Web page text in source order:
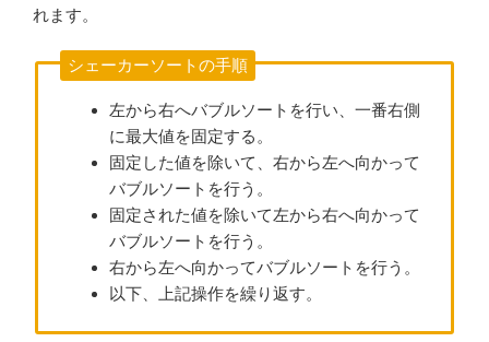
れます。
シェーカーソートの手順
左から右へバブルソートを行い、一番右側
に最大値を固定する。
固定した値を除いて、右から左へ向かって
バブルソートを行う。
固定された値を除いて左から右へ向かって
バブルソートを行う。
右から左へ向かってバブルソートを行う。
以下、上記操作を繰り返す。